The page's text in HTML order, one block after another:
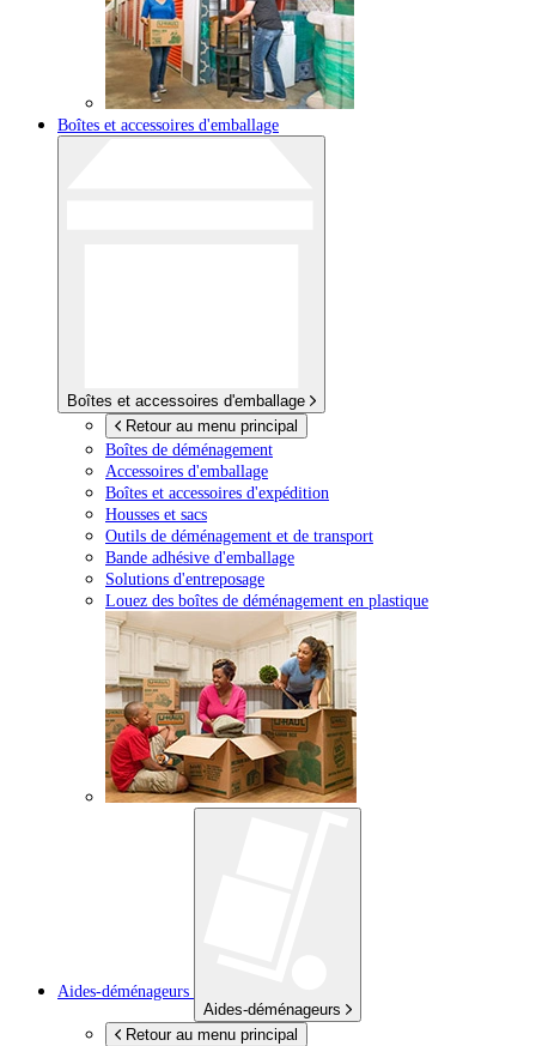
Boîtes et accessoires d'emballage
Boîtes et accessoires d'emballage
Retour au menu principal
Boîtes de déménagement
Accessoires d'emballage
Boîtes et accessoires d'expédition
Housses et sacs
Outils de déménagement et de transport
Bande adhésive d'emballage
Solutions d'entreposage
Louez des boîtes de déménagement en plastique
Aides-déménageurs
Aides-déménageurs
Retour au menu principal